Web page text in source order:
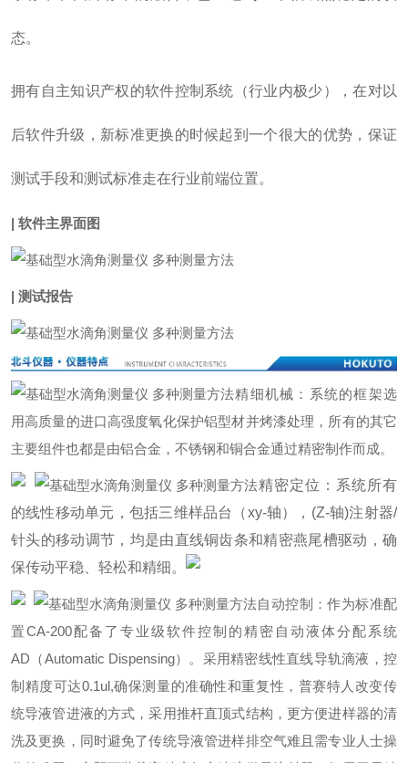
态。
拥有自主知识产权的软件控制系统（行业内极少），在对以
后软件升级，新标准更换的时候起到一个很大的优势，保证
测试手段和测试标准走在行业前端位置。
| 软件主界面图
| 测试报告
精细机械：系统的框架选
用高质量的进口高强度氧化保护铝型材并烤漆处理，所有的其它
主要组件也都是由铝合金，不锈钢和铜合金通过精密制作而成。
精密定位：系统所有
的线性移动单元，包括三维样品台（xy-轴），(Z-轴)注射器/
针头的移动调节，均是由直线铜齿条和精密燕尾槽驱动，确
保传动平稳、轻松和精细。
自动控制：作为标准配
置CA-200配备了专业级软件控制的精密自动液体分配系统
AD（Automatic Dispensing）。采用精密线性直线导轨滴液，控
制精度可达0.1ul,确保测量的准确性和重复性，普赛特人改变传
统导液管进液的方式，采用推杆直顶式结构，更方便进样器的清
洗及更换，同时避免了传统导液管进样排空气难且需专业人士操